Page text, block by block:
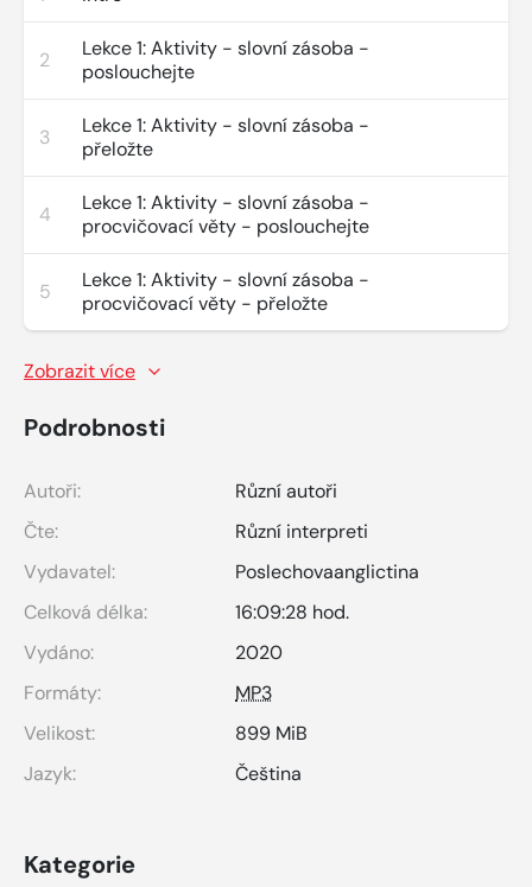
2
Lekce 1: Aktivity - slovní zásoba -
poslouchejte
3
Lekce 1: Aktivity - slovní zásoba -
přeložte
4
Lekce 1: Aktivity - slovní zásoba -
procvičovací věty - poslouchejte
5
Lekce 1: Aktivity - slovní zásoba -
procvičovací věty - přeložte
Zobrazit více
Podrobnosti
Autoři:
Různí autoři
Čte:
Různí interpreti
Vydavatel:
Poslechovaanglictina
Celková délka:
16:09:28 hod.
Vydáno:
2020
Formáty:
MP3
Velikost:
899 MiB
Jazyk:
Čeština
Kategorie